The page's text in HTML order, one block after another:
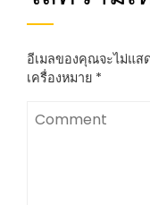
อีเมลของคุณจะไม่แส
เครื่องหมาย *